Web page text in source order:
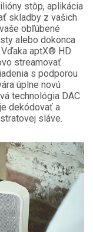
stôp, aplikácia
skladby z vašich
obľúbené
alebo dokonca
aptX® HD
streamovať
s podporou
úplne novú
technológia DAC
dekódovať a
sláve.